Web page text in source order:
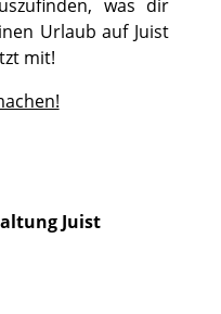
was dir
Urlaub auf Juist
mit!
Juist